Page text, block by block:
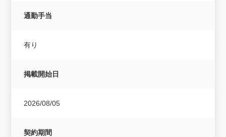
通勤手当
有り
掲載開始日
2026/08/05
契約期間